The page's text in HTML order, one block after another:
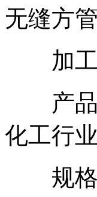
无缝方
加工
产品
化工行
规格